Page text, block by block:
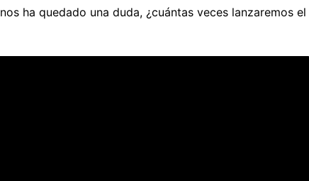
nos ha quedado una duda, ¿cuántas veces lanzaremos el